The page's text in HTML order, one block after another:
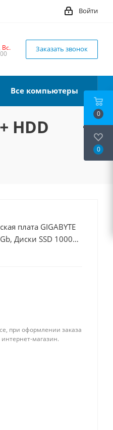
Войти
Вс. Заказать звонок
Все компьютеры
HDD
плата GIGABYTE
Диски SSD 1000Гб
при оформлении заказа
магазин.
0
0